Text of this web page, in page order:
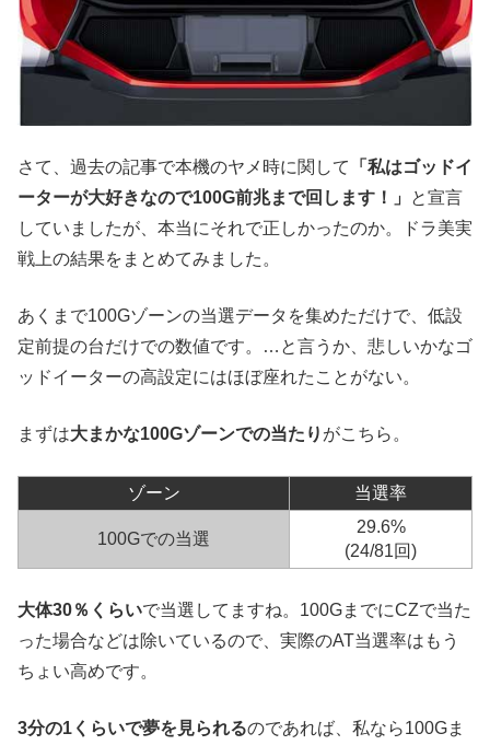
さて、過去の記事で本機のヤメ時に関して
「私はゴッドイ
ーターが大好きなので100G前兆まで回します！」
と宣言
していましたが、本当にそれで正しかったのか。ドラ美実
戦上の結果をまとめてみました。
あくまで100Gゾーンの当選データを集めただけで、低設
定前提の台だけでの数値です。…と言うか、悲しいかなゴ
ッドイーターの高設定にはほぼ座れたことがない。
まずは大まかな100Gゾーンでの当たり がこちら。
ゾーン 当選率
100Gでの当選
29.6%
(24/81回)
大体30％くらいで当選してますね。100GまでにCZで当た
った場合などは除いているので、実際のAT当選率はもう
ちょい高めです。
3分の1くらいで夢を見られるのであれば、私なら100Gま